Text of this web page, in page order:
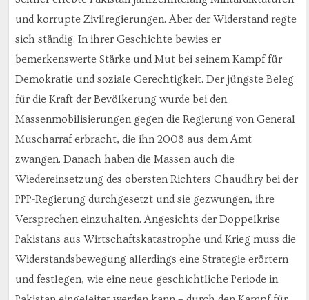
und korrupte Zivilregierungen. Aber der Widerstand regte
sich ständig. In ihrer Geschichte bewies er
bemerkenswerte Stärke und Mut bei seinem Kampf für
Demokratie und soziale Gerechtigkeit. Der jüngste Beleg
für die Kraft der Bevölkerung wurde bei den
Massenmobilisierungen gegen die Regierung von General
Muscharraf erbracht, die ihn 2008 aus dem Amt
zwangen. Danach haben die Massen auch die
Wiedereinsetzung des obersten Richters Chaudhry bei der
PPP-Regierung durchgesetzt und sie gezwungen, ihre
Versprechen einzuhalten. Angesichts der Doppelkrise
Pakistans aus Wirtschaftskatastrophe und Krieg muss die
Widerstandsbewegung allerdings eine Strategie erörtern
und festlegen, wie eine neue geschichtliche Periode in